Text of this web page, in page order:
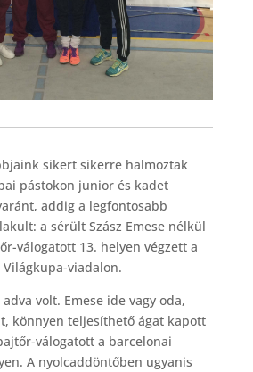
sikert sikerre halmoztak
pástokon junior és kadet
addig a legfontosabb
a sérült Szász Emese nélkül
válogatott 13. helyen végzett a
viadalon.
volt. Emese ide vagy oda,
könnyen teljesíthető ágat kapott
válogatott a barcelonai
A nyolcaddöntőben ugyanis